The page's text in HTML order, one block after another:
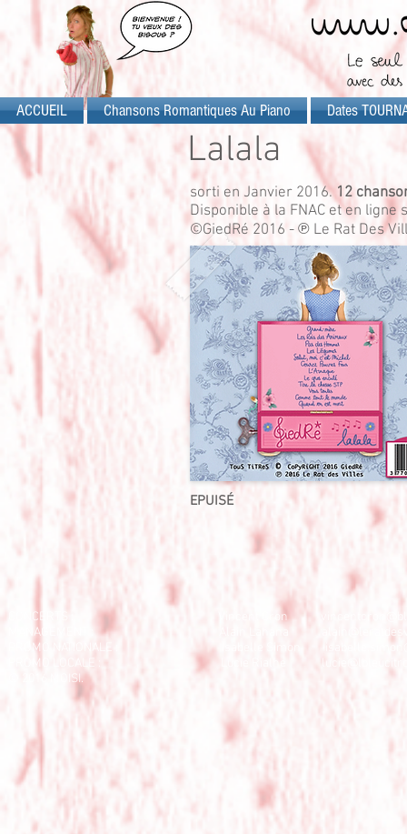
ACCUEIL Chansons Romantiques Au Piano Dates
Lalala
sorti en Janvier 2016. 12
Disponible à la FNAC et en
©GiedRé 2016 - ℗ Le Rat Des
EPUISÉ
CONCERTS : Vincent Cron
MANAGEMENT : Alain Lahana
ROMO NATIONALE : Isabelle Simon
PROMO LOCALE : Lucie Rialhe
© 2016 MOISI.